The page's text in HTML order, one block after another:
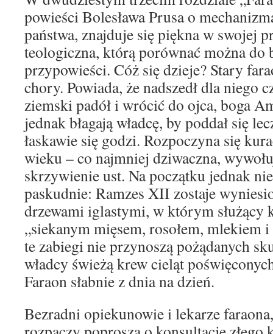
powieści Bolesława Prusa o
państwa, znajduje się piękna w swojej
teologiczna, którą porównać można do
przypowieści. Cóż się dzieje? Stary
chory. Powiada, że nadszedł dla niego
ziemski padół i wrócić do ojca, boga
jednak błagają władcę, by poddał się
łaskawie się godzi. Rozpoczyna się
wieku – co najmniej dziwaczna,
skrzywienie ust. Na początku jednak
paskudnie: Ramzes XII zostaje
drzewami iglastymi, w którym służący
„siekanym mięsem, rosołem, mlekiem
te zabiegi nie przynoszą pożądanych
władcy świeżą krew cieląt
Faraon słabnie z dnia na dzień.
Bezradni opiekunowie i lekarze